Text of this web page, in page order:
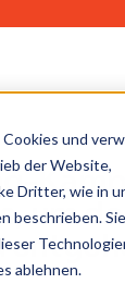
und
der Website,
Dritter, wie in
beschrieben. Sie
ablehnen.
um der